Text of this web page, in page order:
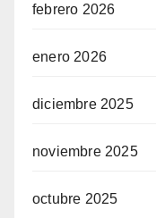
febrero 2026
enero 2026
diciembre 2025
noviembre 2025
octubre 2025